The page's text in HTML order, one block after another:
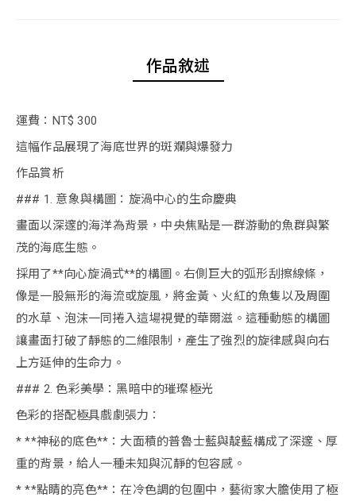
作品敘述
運費：NT$ 300
這幅作品展現了海底世界的斑斕與爆發力
作品賞析
### 1. 意象與構圖：旋渦中心的生命慶典
畫面以深邃的海洋為背景，中央焦點是一群游動的魚群與繁
茂的海底生態。
採用了**向心旋渦式**的構圖。右側巨大的弧形刮擦線條，
像是一股無形的海流或旋風，將金黃、火紅的魚隻以及周圍
的水草、泡沫一同捲入這場視覺的華爾滋。這種動態的構圖
讓畫面打破了靜態的二維限制，產生了強烈的旋律感與向右
上方延伸的生命力。
### 2. 色彩美學：黑暗中的璀璨極光
色彩的搭配極具戲劇張力：
* **神秘的底色**：大面積的普魯士藍與靛藍構成了深邃、厚
重的背景，給人一種未知與沉靜的包容感。
* **點睛的亮色**：在冷色調的包圍中，藝術家大膽使用了極